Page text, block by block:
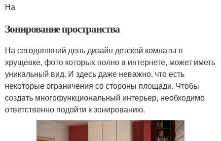
На
Зонирование пространства
На сегодняшний день дизайн детской комнаты в
хрущевке, фото которых полно в интернете, может иметь
уникальный вид. И здесь даже неважно, что есть
некоторые ограничения со стороны площади. Чтобы
создать многофункциональный интерьер, необходимо
ответственно подойти к зонированию.